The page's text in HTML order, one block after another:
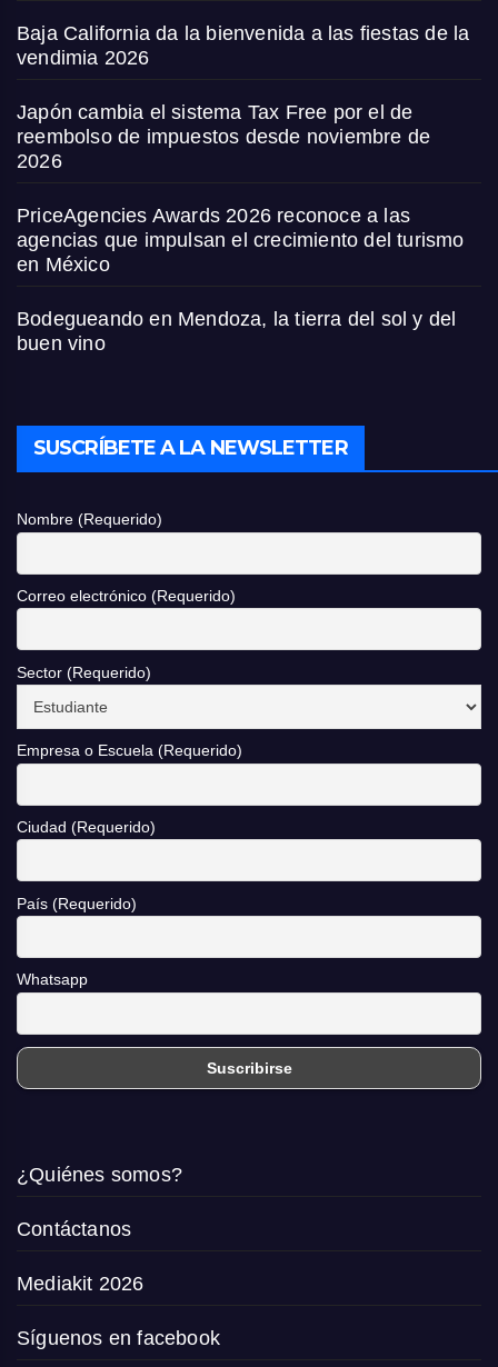
Baja California da la bienvenida a las fiestas de la
vendimia 2026
Japón cambia el sistema Tax Free por el de
reembolso de impuestos desde noviembre de
2026
PriceAgencies Awards 2026 reconoce a las
agencias que impulsan el crecimiento del turismo
en México
Bodegueando en Mendoza, la tierra del sol y del
buen vino
SUSCRÍBETE A LA NEWSLETTER
Nombre (Requerido)
Correo electrónico (Requerido)
Sector (Requerido)
Empresa o Escuela (Requerido)
Ciudad (Requerido)
País (Requerido)
Whatsapp
¿Quiénes somos?
Contáctanos
Mediakit 2026
Síguenos en facebook